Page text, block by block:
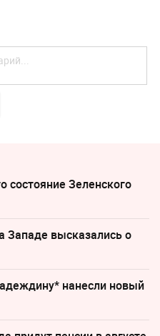
состояние Зеленского
Западе высказались о
нанесли новый